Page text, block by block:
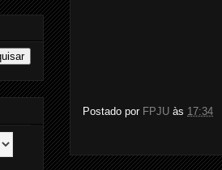
Postado por FPJU às 17:34